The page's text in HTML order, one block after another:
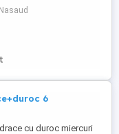
de kg fac si schimb
schimba sangele ( e
pretul ar fi
..sunati cu incredere
6
cu duroc miercuri